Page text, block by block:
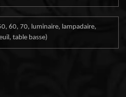
60, 70, luminaire, lampadaire,
table basse)